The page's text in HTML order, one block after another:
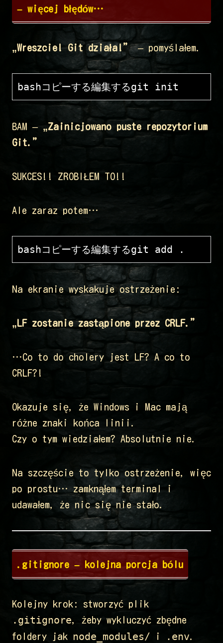
– więcej błędów…
„Wreszcie! Git działa!”– pomyślałem.
bashコピーする編集する
BAM – „Zainicjowano puste repozytorium
Git.”
SUKCES!! ZROBIŁEM TO!!
Ale zaraz potem…
bashコピーする編集する
Na ekranie wyskakuje ostrzeżenie:
„LF zostanie zastąpione przez CRLF.”
…Co to do cholery jest LF? A co to
CRLF?!
Okazuje się, że Windows i Mac mają
różne znaki końca linii.
Czy o tym wiedziałem? Absolutnie nie.
Na szczęście to tylko ostrzeżenie, więc
po prostu… zamknąłem terminal i
udawałem, że nic się nie stało.
.gitignore – kolejna porcja bólu
Kolejny krok: stworzyć plik
.gitignore , żeby wykluczyć zbędne
foldery jak node_modules/ i .env